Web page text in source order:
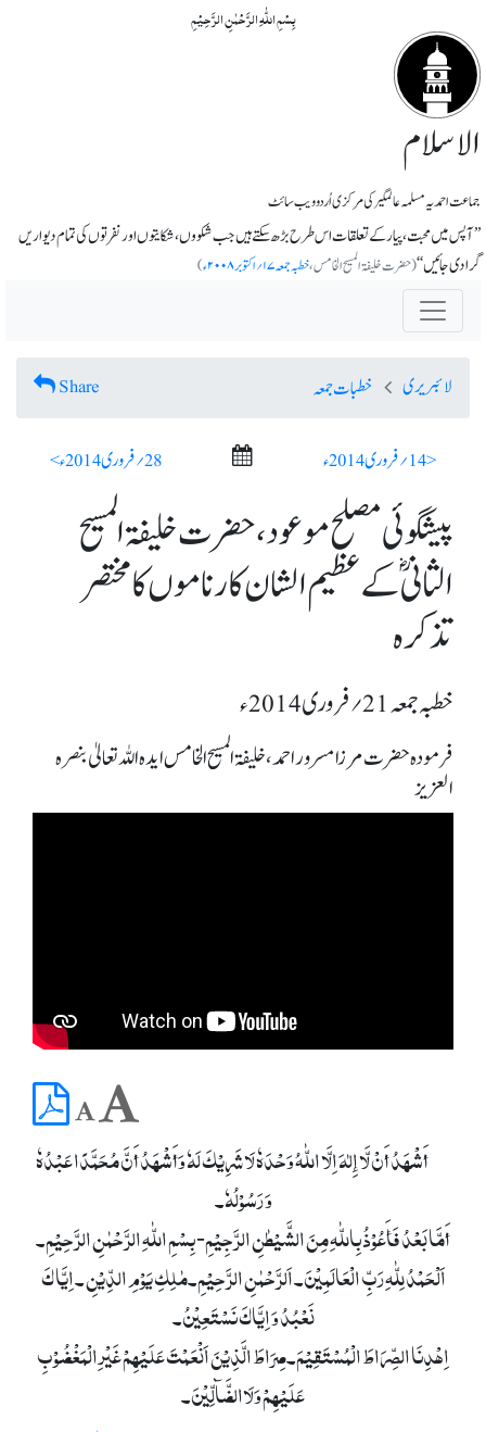
بِسۡمِ اللّٰہِ الرَّحۡمٰنِ الرَّحِیۡمِ
الاسلام
جماعت احمدیہ مسلمہ عالمگیر کی مرکزی اُردو ویب سائٹ
’’آپس میں محبت، پیار کے تعلقات اس طرح بڑھ سکتے ہیں جب شکووں، شکایتوں اور نفرتوں کی تمام دیواریں
گرادی جائیں‘‘(حضرت خلیفۃ المسیح الخامس،خطبہ جمعہ ۱۷؍اکتوبر ۲۰۰۸ء )
لائبریری خطبات جمعہ Share
< 14؍ فروری 2014ء 28؍ فروری 2014ء >
پیشگوئی مصلح موعود، حضرت خلیفۃالمسیح
الثانیؓ کے عظیم الشان کارناموں کا مختصر
تذکرہ
خطبہ جمعہ 21؍ فروری 2014ء
فرمودہ حضرت مرزا مسرور احمد، خلیفۃ المسیح الخامس ایدہ اللہ تعالیٰ بنصرہ
العزیز
أَشْھَدُ أَنْ لَّا إِلٰہَ اِلَّا اللّٰہُ وَحْدَہٗ لَا شَرِیْکَ لَہٗ وَأَشْھَدُ أَنَّ مُحَمَّدًا عَبْدُہٗ
وَ رَسُوْلُہٗ۔
أَمَّا بَعْدُ فَأَعُوْذُ بِاللّٰہِ مِنَ الشَّیْطٰنِ الرَّجِیْمِ- بِسْمِ اللّٰہِ الرَّحْمٰنِ الرَّحِیْمِ۔
اَلْحَمْدُ لِلّٰہِ رَبِّ الْعَالَمِیْنَ۔ اَلرَّحْمٰنِ الرَّحِیْمِ۔مٰلِکِ یَوْمِ الدِّیْنِ ۔ اِیَّا کَ
نَعْبُدُ وَ اِیَّاکَ نَسْتَعِیْنُ۔
اِھْدِنَا الصِّرَاطَ الْمُسْتَقِیْمَ۔صِرَاطَ الَّذِیْنَ اَنْعَمْتَ عَلَیْھِمْ غَیْرِالْمَغْضُوْبِ
عَلَیْھِمْ وَلَاالضَّآلِّیْنَ۔